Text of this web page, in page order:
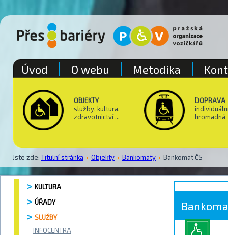
OBJEKTY
služby, kultura,
zdravotnictví ...
DOPRAVA
hromadná
Jste zde: Titulní stránka Objekty Bankomaty Bankomat ČS
Úvod O webu Metodika
KULTURA
ÚŘADY
SLUŽBY
INFOCENTRA